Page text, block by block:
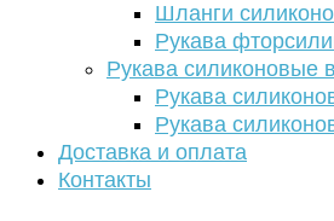
Шланги
Рукава
Рукава силиконовые
Рукава
Рукава
Доставка и оплата
Контакты